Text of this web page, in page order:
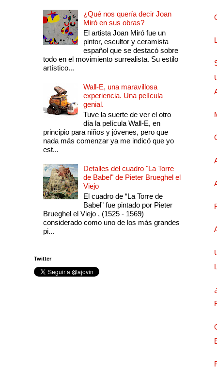
¿Qué nos quería decir Joan
Miró en sus obras?
El artista Joan Miró fue un
pintor, escultor y ceramista
español que se destacó sobre
todo en el movimiento surrealista. Su estilo
artístico...
Wall-E, una maravillosa
experiencia. Una película
genial.
Tuve la suerte de ver el otro
día la película Wall-E, en
principio para niños y jóvenes, pero que
nada más comenzar ya me indicó que yo
est...
Detalles del cuadro "La Torre
de Babel" de Pieter Brueghel el
Viejo
El cuadro de “La Torre de
Babel” fue pintado por Pieter
Brueghel el Viejo , (1525 - 1569)
considerado como uno de los más grandes
pi...
Twitter